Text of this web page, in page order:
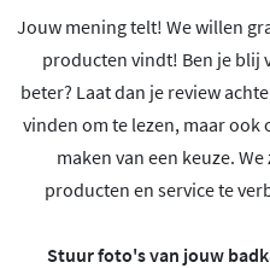
Jouw mening telt! We willen
producten vindt! Ben je blij
beter? Laat dan je review
vinden om te lezen, maar
maken van een keuze.
producten en service te
Stuur foto's van jouw